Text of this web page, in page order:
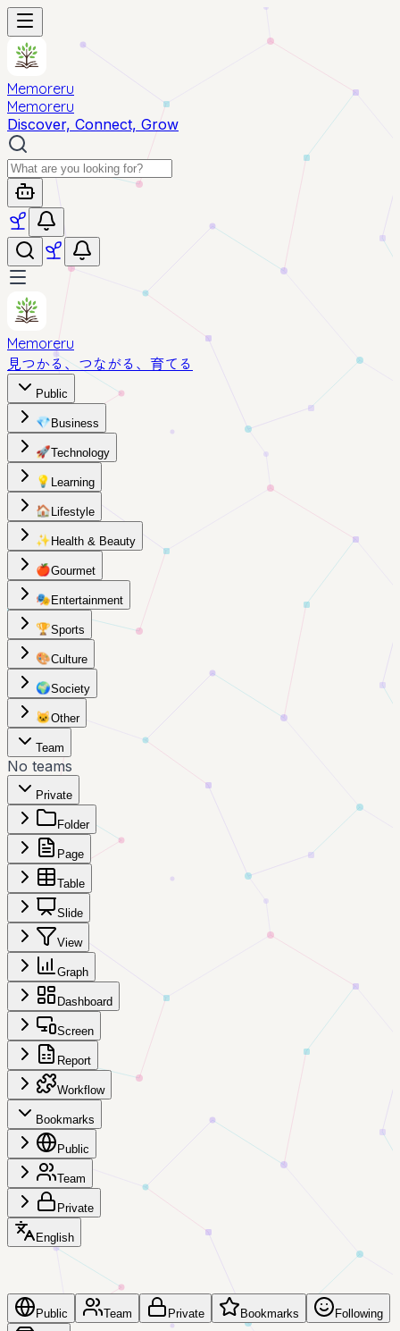
Memoreru
Memoreru
Discover, Connect, Grow
Memoreru
見つかる、つながる、育てる
Public
💎 Business
🚀Technology
💡 Learning
🏠 Lifestyle
✨ Health & Beauty
🍎Gourmet
🎭 Entertainment
🏆Sports
🎨Culture
🌍Society
🐱Other
Team
No teams
Private
Folder
Page
Table
Slide
View
Graph
Dashboard
Screen
Report
Workflow
Bookmarks
Public
Team
Private
English
Public Team Private Bookmarks Following